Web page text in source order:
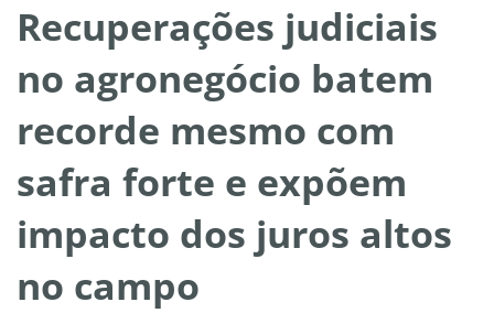
Recuperações judiciais
no agronegócio batem
recorde mesmo com
safra forte e expõem
impacto dos juros altos
no campo